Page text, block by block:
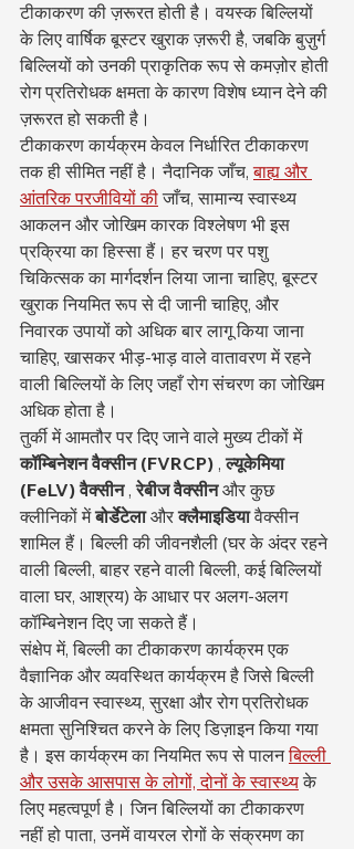
टीकाकरण की ज़रूरत होती है। वयस्क बिल्लियों
के लिए वार्षिक बूस्टर खुराक ज़रूरी है, जबकि बुज़ुर्ग
बिल्लियों को उनकी प्राकृतिक रूप से कमज़ोर होती
रोग प्रतिरोधक क्षमता के कारण विशेष ध्यान देने की
ज़रूरत हो सकती है।
टीकाकरण कार्यक्रम केवल निर्धारित टीकाकरण
तक ही सीमित नहीं है। नैदानिक जाँच, बाह्य और
आंतरिक परजीवियों की जाँच, सामान्य स्वास्थ्य
आकलन और जोखिम कारक विश्लेषण भी इस
प्रक्रिया का हिस्सा हैं। हर चरण पर पशु
चिकित्सक का मार्गदर्शन लिया जाना चाहिए, बूस्टर
खुराक नियमित रूप से दी जानी चाहिए, और
निवारक उपायों को अधिक बार लागू किया जाना
चाहिए, खासकर भीड़-भाड़ वाले वातावरण में रहने
वाली बिल्लियों के लिए जहाँ रोग संचरण का जोखिम
अधिक होता है।
तुर्की में आमतौर पर दिए जाने वाले मुख्य टीकों में
कॉम्बिनेशन वैक्सीन (FVRCP) , ल्यूकेमिया
(FeLV) वैक्सीन , रेबीज वैक्सीन और कुछ
क्लीनिकों में बोर्डेटेला और क्लैमाइडिया वैक्सीन
शामिल हैं। बिल्ली की जीवनशैली (घर के अंदर रहने
वाली बिल्ली, बाहर रहने वाली बिल्ली, कई बिल्लियों
वाला घर, आश्रय) के आधार पर अलग-अलग
कॉम्बिनेशन दिए जा सकते हैं।
संक्षेप में, बिल्ली का टीकाकरण कार्यक्रम एक
वैज्ञानिक और व्यवस्थित कार्यक्रम है जिसे बिल्ली
के आजीवन स्वास्थ्य, सुरक्षा और रोग प्रतिरोधक
क्षमता सुनिश्चित करने के लिए डिज़ाइन किया गया
है। इस कार्यक्रम का नियमित रूप से पालन बिल्ली
और उसके आसपास के लोगों, दोनों के स्वास्थ्य के
लिए महत्वपूर्ण है। जिन बिल्लियों का टीकाकरण
नहीं हो पाता, उनमें वायरल रोगों के संक्रमण का